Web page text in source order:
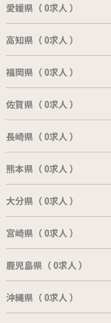
愛媛県（ 0求人 ）
高知県（ 0求人 ）
福岡県（ 0求人 ）
佐賀県（ 0求人 ）
長崎県（ 0求人 ）
熊本県（ 0求人 ）
大分県（ 0求人 ）
宮崎県（ 0求人 ）
鹿児島県（ 0求人 ）
沖縄県（ 0求人 ）